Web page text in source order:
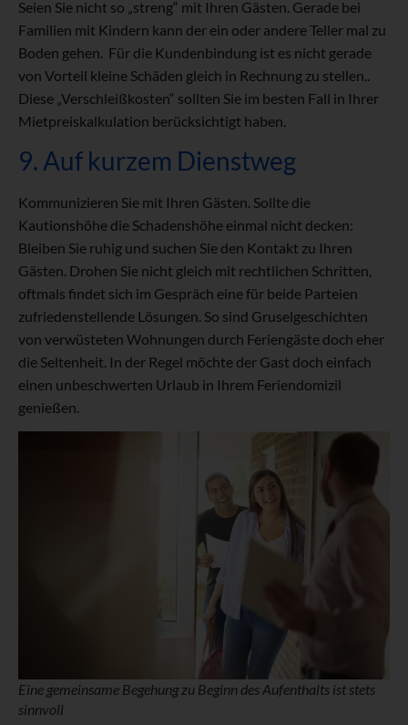
Seien Sie nicht so „streng“ mit Ihren Gästen. Gerade bei
Familien mit Kindern kann der ein oder andere Teller mal zu
Boden gehen. Für die Kundenbindung ist es nicht gerade
von Vorteil kleine Schäden gleich in Rechnung zu stellen..
Diese „Verschleißkosten“ sollten Sie im besten Fall in Ihrer
Mietpreiskalkulation berücksichtigt haben.
9. Auf kurzem Dienstweg
Kommunizieren Sie mit Ihren Gästen. Sollte die
Kautionshöhe die Schadenshöhe einmal nicht decken:
Bleiben Sie ruhig und suchen Sie den Kontakt zu Ihren
Gästen. Drohen Sie nicht gleich mit rechtlichen Schritten,
oftmals findet sich im Gespräch eine für beide Parteien
zufriedenstellende Lösungen. So sind Gruselgeschichten
von verwüsteten Wohnungen durch Feriengäste doch eher
die Seltenheit. In der Regel möchte der Gast doch einfach
einen unbeschwerten Urlaub in Ihrem Feriendomizil
genießen.
Eine gemeinsame Begehung zu Beginn des Aufenthalts ist stets
sinnvoll